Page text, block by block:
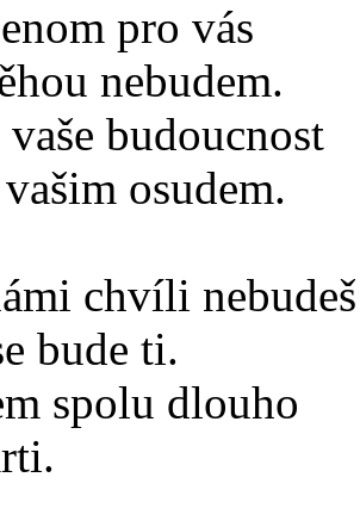
pro vás
nebudem.
budoucnost
osudem.
chvíli nebudeš
bude ti.
spolu dlouho